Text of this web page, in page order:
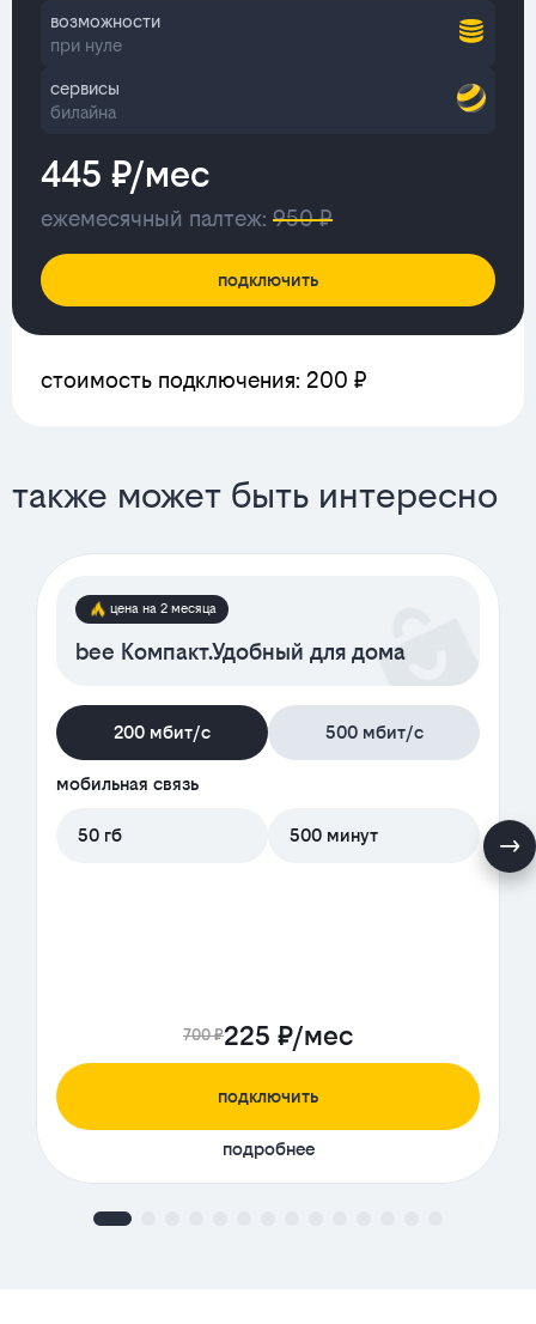
возможности
при нуле
сервисы
билайна
445 ₽/мес
ежемесячный палтеж: 950 ₽
подключить
стоимость подключения: 200 ₽
также может быть интересно
цена на 2 месяца
bee Компакт.Удобный для дома
200 мбит/с 500 мбит/с
мобильная связь
50 гб 500 минут
700 ₽225 ₽/мес
подключить
подробнее